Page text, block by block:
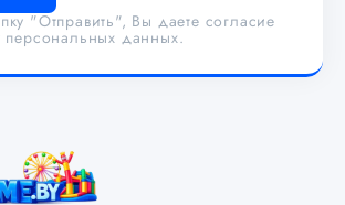
"Отправить", Вы даете согласие
персональных данных.